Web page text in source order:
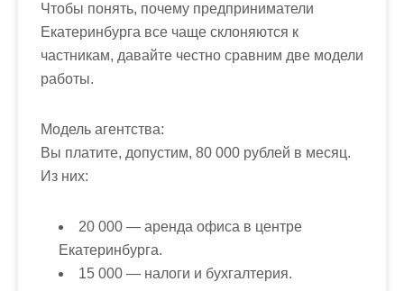
Чтобы понять, почему предприниматели
Екатеринбурга все чаще склоняются к
частникам, давайте честно сравним две модели
работы.
Модель агентства:
Вы платите, допустим, 80 000 рублей в месяц.
Из них:
20 000 — аренда офиса в центре
Екатеринбурга.
15 000 — налоги и бухгалтерия.